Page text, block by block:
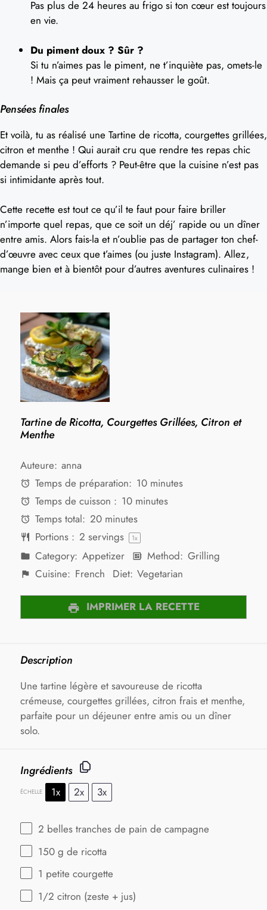
Pas plus de 24 heures au frigo si ton cœur est toujours
en vie.
Du piment doux ? Sûr ?
Si tu n’aimes pas le piment, ne t’inquiète pas, omets-le
! Mais ça peut vraiment rehausser le goût.
Pensées finales
Et voilà, tu as réalisé une Tartine de ricotta, courgettes grillées,
citron et menthe ! Qui aurait cru que rendre tes repas chic
demande si peu d’efforts ? Peut-être que la cuisine n’est pas
si intimidante après tout.
Cette recette est tout ce qu’il te faut pour faire briller
n’importe quel repas, que ce soit un déj’ rapide ou un dîner
entre amis. Alors fais-la et n’oublie pas de partager ton chef-
d’œuvre avec ceux que t’aimes (ou juste Instagram). Allez,
mange bien et à bientôt pour d’autres aventures culinaires !
Tartine de Ricotta, Courgettes Grillées, Citron et
Menthe
Auteure: anna
Temps de préparation: 10 minutes
Temps de cuisson : 10 minutes
Temps total: 20 minutes
Portions : 2 servings 1x
Category: Appetizer Method: Grilling
Cuisine: French Diet: Vegetarian
IMPRIMER LA RECETTE
Description
Une tartine légère et savoureuse de ricotta
crémeuse, courgettes grillées, citron frais et menthe,
parfaite pour un déjeuner entre amis ou un dîner
solo.
Ingrédients
ÉCHELLE 1x 2x 3x
2 belles tranches de pain de campagne
150 g de ricotta
1 petite courgette
1/2 citron (zeste + jus)